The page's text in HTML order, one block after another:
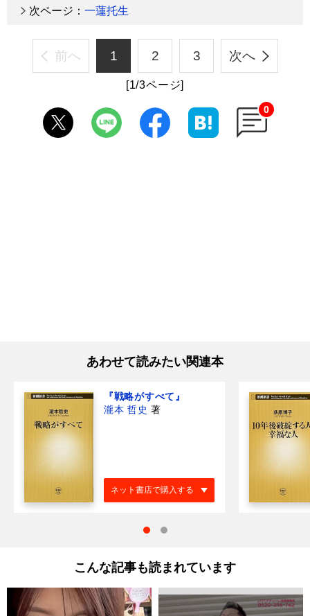
次ページ： 一蓮托生
前へ 1 2 3 次へ
[1/3ページ]
0
あわせて読みたい関連本
『戦略がすべて』
瀧本 哲史 著
ネット書店で購入する
こんな記事も読まれています